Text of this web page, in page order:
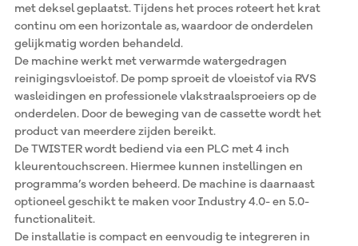
met deksel geplaatst. Tijdens het proces roteert het krat
continu om een horizontale as, waardoor de onderdelen
gelijkmatig worden behandeld.
De machine werkt met verwarmde watergedragen
reinigingsvloeistof. De pomp sproeit de vloeistof via RVS
wasleidingen en professionele vlakstraalsproeiers op de
onderdelen. Door de beweging van de cassette wordt het
product van meerdere zijden bereikt.
De TWISTER wordt bediend via een PLC met 4 inch
kleurentouchscreen. Hiermee kunnen instellingen en
programma’s worden beheerd. De machine is daarnaast
optioneel geschikt te maken voor Industry 4.0- en 5.0-
functionaliteit.
De installatie is compact en eenvoudig te integreren in